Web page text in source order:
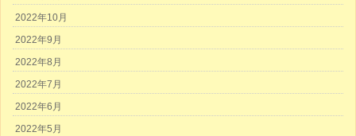
2022年10月
2022年9月
2022年8月
2022年7月
2022年6月
2022年5月